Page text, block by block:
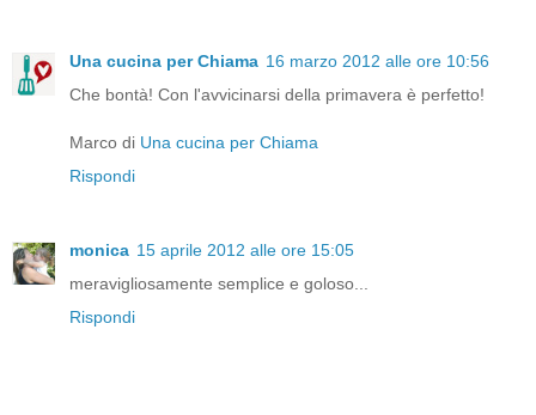
Una cucina per Chiama 16 marzo 2012 alle ore 10:56
Che bontà! Con l'avvicinarsi della primavera è perfetto!
Marco di Una cucina per Chiama
Rispondi
monica 15 aprile 2012 alle ore 15:05
meravigliosamente semplice e goloso...
Rispondi